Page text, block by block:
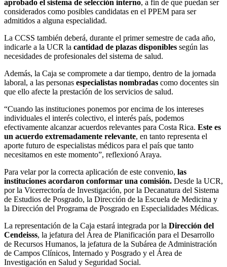
aprobado el sistema de selección interno, a fin de que puedan ser
considerados como posibles candidatas en el PPEM para ser
admitidos a alguna especialidad.
La CCSS también deberá, durante el primer semestre de cada año,
indicarle a la UCR la cantidad de plazas disponibles según las
necesidades de profesionales del sistema de salud.
Además, la Caja se compromete a dar tiempo, dentro de la jornada
laboral, a las personas especialistas nombradas como docentes sin
que ello afecte la prestación de los servicios de salud.
“Cuando las instituciones ponemos por encima de los intereses
individuales el interés colectivo, el interés país, podemos
efectivamente alcanzar acuerdos relevantes para Costa Rica. Este es
un acuerdo extremadamente relevante, en tanto representa el
aporte futuro de especialistas médicos para el país que tanto
necesitamos en este momento”, reflexionó Araya.
Para velar por la correcta aplicación de este convenio, las
instituciones acordaron conformar una comisión. Desde la UCR,
por la Vicerrectoría de Investigación, por la Decanatura del Sistema
de Estudios de Posgrado, la Dirección de la Escuela de Medicina y
la Dirección del Programa de Posgrado en Especialidades Médicas.
La representación de la Caja estará integrada por la Dirección del
Cendeisss, la jefatura del Área de Planificación para el Desarrollo
de Recursos Humanos, la jefatura de la Subárea de Administración
de Campos Clínicos, Internado y Posgrado y el Área de
Investigación en Salud y Seguridad Social.